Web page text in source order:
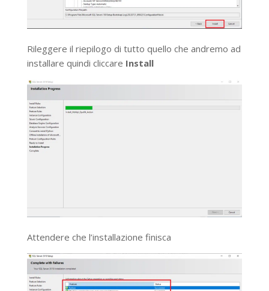
Rileggere il riepilogo di tutto quello che andremo ad
installare quindi cliccare Install
Attendere che l’installazione finisca